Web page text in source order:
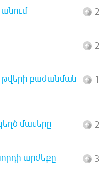
2
2
թվերի բաժանման
1
մասերը 2
արժեքը 3